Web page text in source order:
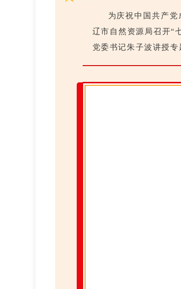
为庆祝中国共产
辽市自然资源局召开“
党委书记朱子波讲授